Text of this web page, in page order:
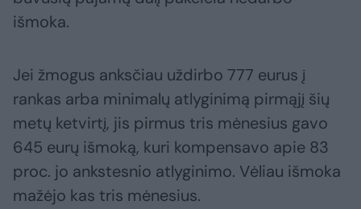
išmoka.
Jei žmogus anksčiau uždirbo 777 eurus į
rankas arba minimalų atlyginimą pirmąjį šių
metų ketvirtį, jis pirmus tris mėnesius gavo
645 eurų išmoką, kuri kompensavo apie 83
proc. jo ankstesnio atlyginimo. Vėliau išmoka
mažėjo kas tris mėnesius.